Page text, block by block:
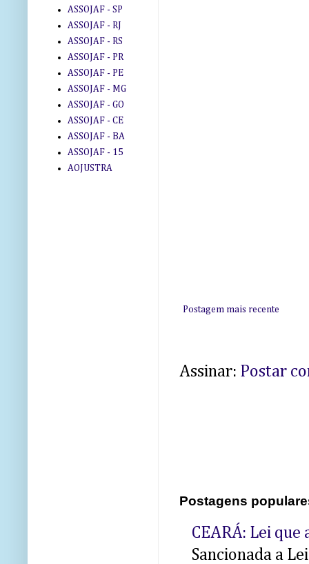
Postagem mais recente
Assinar: Postar
Postagens
CEARÁ: Lei
Sancionada a
ASSOJAF - SP
ASSOJAF - RJ
ASSOJAF - RS
ASSOJAF - PR
ASSOJAF - PE
ASSOJAF - MG
ASSOJAF - GO
ASSOJAF - CE
ASSOJAF - BA
ASSOJAF - 15
AOJUSTRA